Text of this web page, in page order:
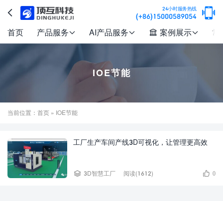
 24小时服务热线
(+86)15000589054 
首页 产品服务 AI产品服务  案例展示 常
IOE节能
当前位置： 首页 » IOE节能
工厂生产车间产线3D可视化，让管理更高效
 3D智慧工厂 阅读(1612)  0